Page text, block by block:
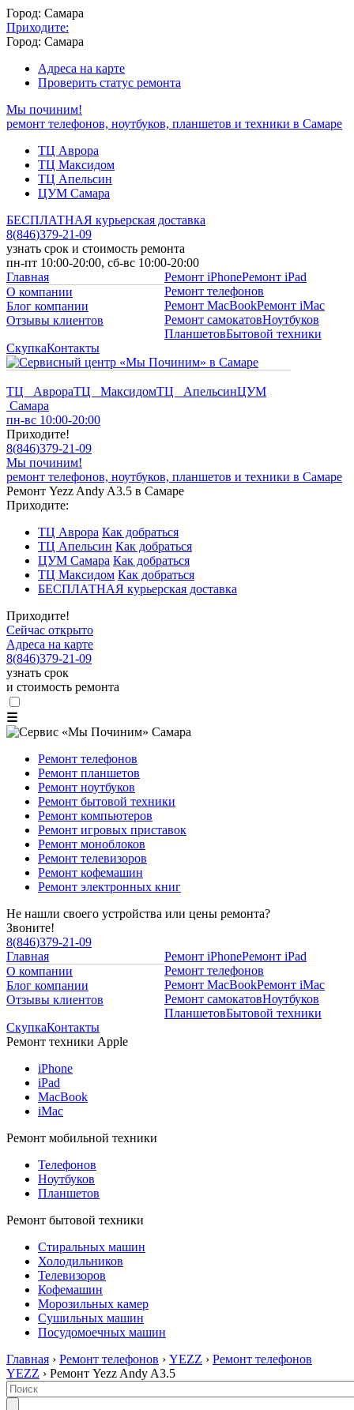
Город: Самара
Приходите:
Город: Самара
Адреса на карте
Проверить статус ремонта
Мы починим!
ремонт телефонов, ноутбуков, планшетов и техники в Самаре
ТЦ Аврора
ТЦ Максидом
ТЦ Апельсин
ЦУМ Самара
БЕСПЛАТНАЯ курьерская доставка
8(846)379-21-09
узнать срок и стоимость ремонта
пн-пт 10:00-20:00, сб-вс 10:00-20:00
Главная
О компании
Блог компании
Отзывы клиентов
Ремонт iPhoneРемонт iPad
Ремонт телефонов
Ремонт MacBookРемонт iMac
Ремонт самокатовНоутбуков
ПланшетовБытовой техники
СкупкаКонтакты
ТЦ АврораТЦ МаксидомТЦ АпельсинЦУМ
Самара
пн-вс 10:00-20:00
Приходите!
8(846)379-21-09
Мы починим!
ремонт телефонов, ноутбуков, планшетов и техники в Самаре
Ремонт Yezz Andy A3.5 в Самаре
Приходите:
ТЦ Аврора Как добраться
ТЦ Апельсин Как добраться
ЦУМ Самара Как добраться
ТЦ Максидом Как добраться
БЕСПЛАТНАЯ курьерская доставка
Приходите!
Сейчас открыто
Адреса на карте
8(846)379-21-09
узнать срок
и стоимость ремонта
☰
Ремонт телефонов
Ремонт планшетов
Ремонт ноутбуков
Ремонт бытовой техники
Ремонт компьютеров
Ремонт игровых приставок
Ремонт моноблоков
Ремонт телевизоров
Ремонт кофемашин
Ремонт электронных книг
Не нашли своего устройства или цены ремонта?
Звоните!
8(846)379-21-09
Главная
О компании
Блог компании
Отзывы клиентов
Ремонт iPhoneРемонт iPad
Ремонт телефонов
Ремонт MacBookРемонт iMac
Ремонт самокатовНоутбуков
ПланшетовБытовой техники
СкупкаКонтакты
Ремонт техники Apple
iPhone
iPad
MacBook
iMac
Ремонт мобильной техники
Телефонов
Ноутбуков
Планшетов
Ремонт бытовой техники
Стиральных машин
Холодильников
Телевизоров
Кофемашин
Морозильных камер
Сушильных машин
Посудомоечных машин
Главная › Ремонт телефонов › YEZZ › Ремонт телефонов
YEZZ › Ремонт Yezz Andy A3.5